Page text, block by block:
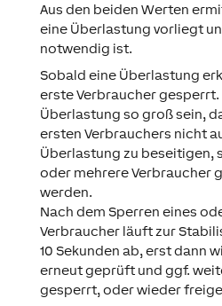
Aus den beiden Werten
eine Überlastung vorliegt
notwendig ist.
Sobald eine Überlastung
erste Verbraucher gesperrt.
Überlastung so groß sein,
ersten Verbrauchers nicht
Überlastung zu beseitigen,
oder mehrere Verbraucher
werden.
Nach dem Sperren eines
Verbraucher läuft zur
10 Sekunden ab, erst dann
erneut geprüft und ggf.
gesperrt, oder wieder